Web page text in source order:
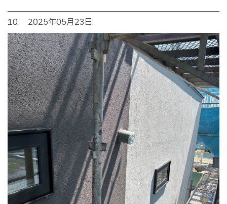
10. 2025年05月23日